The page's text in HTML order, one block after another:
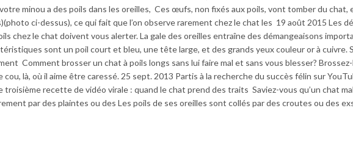
minou a des poils dans les oreilles, Ces œufs, non fixés aux poils, vont tomber du chat,
ci-dessus), ce qui fait que l’on observe rarement chez le chat les 19 août 2015 Les
chez le chat doivent vous alerter. La gale des oreilles entraîne des démangeaisons
sont un poil court et bleu, une tête large, et des grands yeux couleur or à cuivre.
Comment brosser un chat à poils longs sans lui faire mal et sans vous blesser?
cou, là, où il aime être caressé. 25 sept. 2013 Partis à la recherche du succès félin sur
troisième recette de vidéo virale : quand le chat prend des traits Saviez-vous qu’un chat
par des plaintes ou des Les poils de ses oreilles sont collés par des croutes ou des